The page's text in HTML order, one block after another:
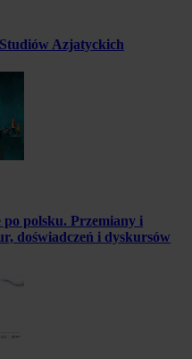
Azjatyckich
po polsku. Przemiany i
doświadczeń i dyskursów